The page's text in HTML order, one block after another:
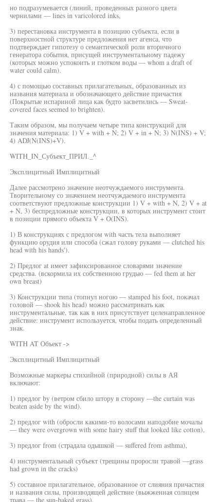
но подразумевается (линий, проведенных разного цвета
чернилами — lines in varicolored inks,
3) перестановка инструмента в позицию субъекта, если в
поверхностной структуре предложения нет агенса, что
подтверждает гипотезу о семантической роли вторичного
генератора события, присущей инструментальному падежу
(которых можно успокоить и глотком воды — whom a draft of
water could calm).
4) с помощью составных прилагательных, образованных из
названия материала и обозначающего действие причастия
(Покрытые испариной лица как будто засветились — Sweat-
covered faces seemed to brighten).
Таким образом, мы получаем четыре типа конструкций для
значения материала: 1) V + with + N; 2) V + in + N; 3) N(INS) + V;
4) ADJ(N(INS)+V).
WITH_IN_Субъект_ПРИЛ._^
Эксплицитный Имплицитный
Далее рассмотрено значение неотчуждаемого инструмента.
Творительному со значением неотчуждаемого инструмента
соответствуют предложные конструкции 1) V + with + N, 2) V + at
+ N, 3) беспредложные конструкции, в которых инструмент стоит
в позиции прямого объекта V + O(INS).
1) В конструкциях с предлогом with часть тела выполняет
функцию орудия или способа (сжал голову руками — clutched his
head with his hands').
2) Предлог at имеет зафиксированное словарями значение
средства. (вскормила их собственною грудью — fed them at her
own breast)
3) Конструкции типа (топнул ногою — stamped his foot, покачал
головой — shook his head) можно рассматривать как
инструментальные, так как в них присутствует целенаправленное
действие: инструмент используется, чтобы подать определенный
знак.
WITH AT Объект ->
Эксплицитный Имплицитный
Возможные маркеры стихийной (природной) силы в АЯ
включают:
1) предлог by (ветром сбило штору в сторону —the curtain was
beaten aside by the wind).
2) предлог with (обросли какими-то волосами наподобие мочалы
— they were overgrown with some hairy stuff that looked like cotton),
3) предлог from (страдала одышкой — suffered from asthma),
4) инструментальный субъект (трещины проросли травой —grass
had grown in the cracks)
5) составное прилагательное, образованное от слияния причастия
и названия силы, производящей действие (выжженная солнцем
трава — the sun-baked grass).